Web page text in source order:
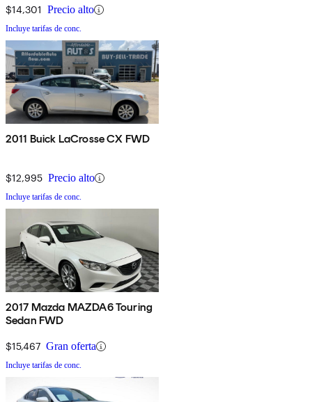
$14,301 Precio alto
Incluye tarifas de conc.
2011 Buick LaCrosse CX FWD
$12,995 Precio alto
Incluye tarifas de conc.
2017 Mazda MAZDA6 Touring
Sedan FWD
$15,467 Gran oferta
Incluye tarifas de conc.